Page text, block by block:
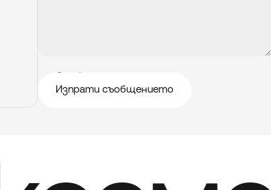
Изпрати съобщението